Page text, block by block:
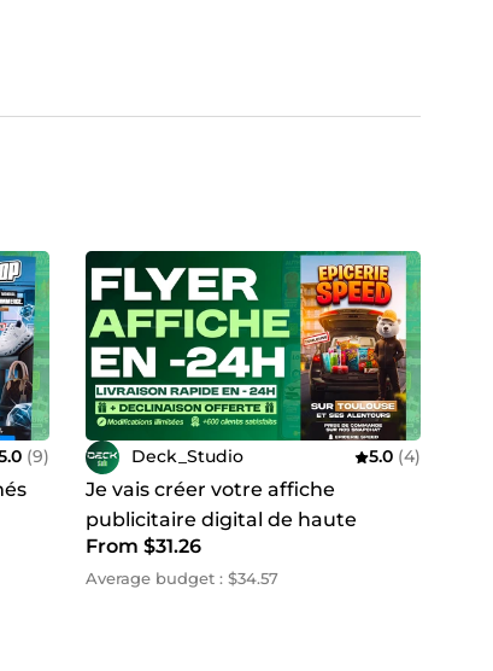
(9) Deck_Studio 5.0 (4)
Je vais créer votre affiche
publicitaire digital de haute
qualité
From $31.26
Average budget : $34.57